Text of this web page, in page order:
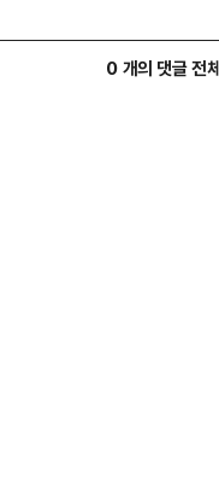
0 개의 댓글 전